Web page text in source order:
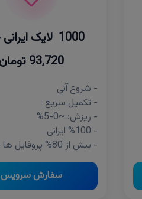
1000 لایک ایرانی خانم
93,720 تومان
- شروع آنی
- تکمیل سریع
- ریزش: ~0-5%
- %100 ایرانی
- بیش از 80% پروفایل ها خانم
سفارش سرویس